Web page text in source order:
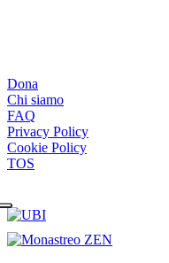
Dona
Chi siamo
FAQ
Privacy Policy
Cookie Policy
TOS